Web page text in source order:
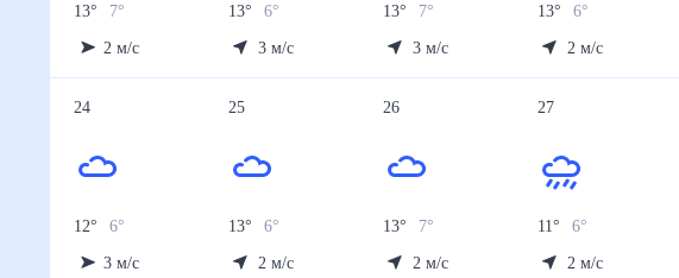
13° 7°
2 м/с
13° 6°
3 м/с
13° 7°
3 м/с
13° 6°
2 м/с
24
12° 6°
3 м/с
25
13° 6°
2 м/с
26
13° 7°
2 м/с
27
11° 6°
2 м/с